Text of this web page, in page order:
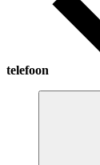
telefoon